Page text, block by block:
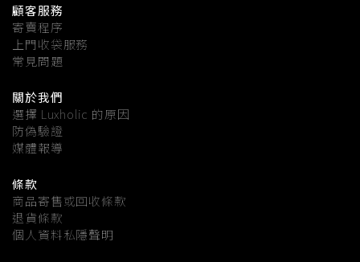
顧客服務
寄賣程序
上門收袋服務
常見問題
關於我們
選擇 Luxholic 的原因
防偽驗證
媒體報導
條款
商品寄售或回收條款
退貨條款
個人資料私隱聲明